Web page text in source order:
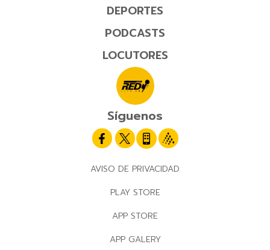
DEPORTES
PODCASTS
LOCUTORES
Síguenos
AVISO DE PRIVACIDAD
PLAY STORE
APP STORE
APP GALERY